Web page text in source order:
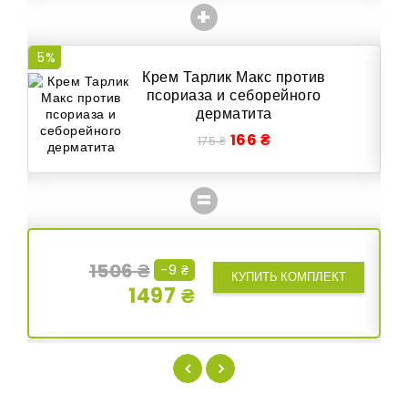
+
5%
Крем Тарлик Макс против
псориаза и себорейного
дерматита
175 ₴ 166 ₴
=
1506 ₴ -9 ₴
1497 ₴
КУПИТЬ КОМПЛЕКТ